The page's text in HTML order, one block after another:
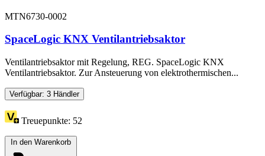
MTN6730-0002
SpaceLogic KNX Ventilantriebsaktor
Ventilantriebsaktor mit Regelung, REG. SpaceLogic KNX
Ventilantriebsaktor. Zur Ansteuerung von elektrothermischen...
Verfügbar: 3 Händler
Treuepunkte: 52
In den Warenkorb